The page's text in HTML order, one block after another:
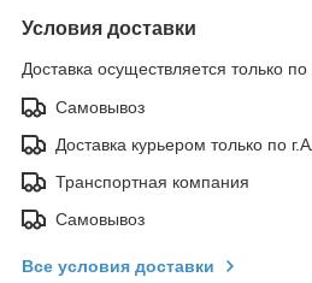
Условия доставки
Доставка осуществляется только по
Самовывоз
Доставка курьером только по
Транспортная компания
Самовывоз
Все условия доставки